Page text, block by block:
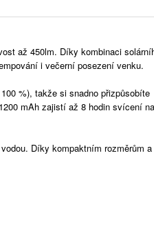
až 450lm. Díky kombinaci
i večerní posezení venku.
%), takže si snadno přizpůsobíte
mAh zajistí až 8 hodin svícení na
Díky kompaktním rozměrům a